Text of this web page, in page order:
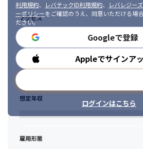
ンジニア”へと引き上げます
・遊び心のある自社プロダクトを育てる醍
∟アバター機能や成果が『Amazonギフト
ポイント機能など、楽しく成長できるユニ
ます
∟技術力だけでなく、自身のアイデアが直
さ”に繋がります
∟モダンな技術（Next.js、TypeScript、
AWS）を用いて複数プロダクトに横断的に
ニアとしてのスキルアップに最適な環境です
2026年5月現在、私たちのプロダクトは急
す。機能拡張のスピードを加速させ、より
利用規約、 レバテックID利用規約、
レバレジー
ーポリシーをご確認のうえ、同意いただける場
ださい。
Googleで登録
Appleでサインア
ログインはこちら
アクセス
勤務時間
想定年収
雇用形態